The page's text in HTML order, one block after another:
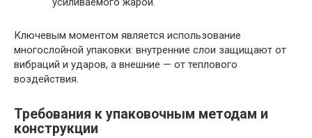
Ключевым моментом является использование
многослойной упаковки: внутренние слои защищают от
вибраций и ударов, а внешние — от теплового
воздействия.
Требования к упаковочным методам и
конструкции